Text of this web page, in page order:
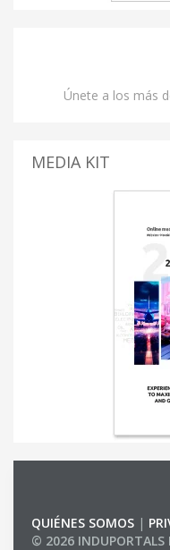
Únete a los más
MEDIA KIT
QUIÉNES SOMOS |
© 2026 INDUPORTALS